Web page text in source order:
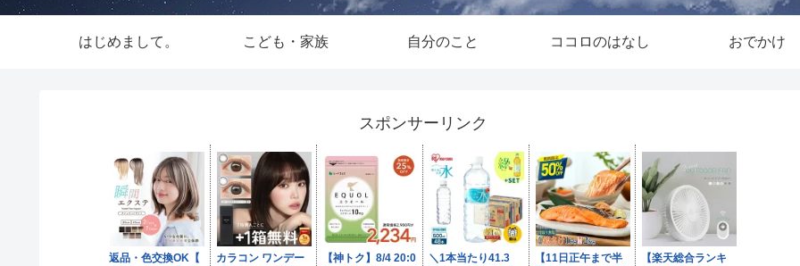
はじめまして。 こども・家族 自分のこと ココロのはなし おでかけ
スポンサーリンク